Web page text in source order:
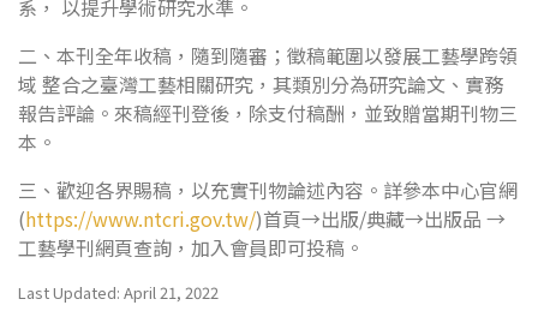
系， 以提升學術研究水準。
二、本刊全年收稿，隨到隨審；徵稿範圍以發展工藝學跨領
域 整合之臺灣工藝相關研究，其類別分為研究論文、實務
報告評論。來稿經刊登後，除支付稿酬，並致贈當期刊物三
本。
三、歡迎各界賜稿，以充實刊物論述內容。詳參本中心官網
(https://www.ntcri.gov.tw/)首頁→出版/典藏→出版品 →
工藝學刊網頁查詢，加入會員即可投稿。
Last Updated: April 21, 2022